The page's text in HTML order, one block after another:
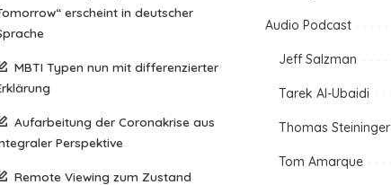
erscheint in deutscher
MBTI Typen nun mit differenzierter
Aufarbeitung der Coronakrise aus
Perspektive
Remote Viewing zum Zustand
Audio Podcast
Jeff Salzman
Tarek Al-Ubaidi
Thomas Steininger
Tom Amarque